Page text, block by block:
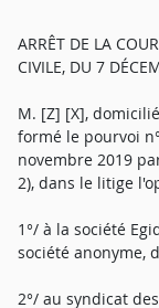
ARRÊT DE LA
CIVILE, DU 7
M. [Z] [X],
formé le pourvoi
novembre 2019
2), dans le litige
1°/ à la société
société anonyme,
2°/ au syndicat